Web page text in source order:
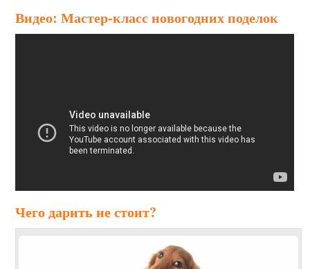
Видео: Мастер-класс новогодних поделок
Чего дарить не стоит?